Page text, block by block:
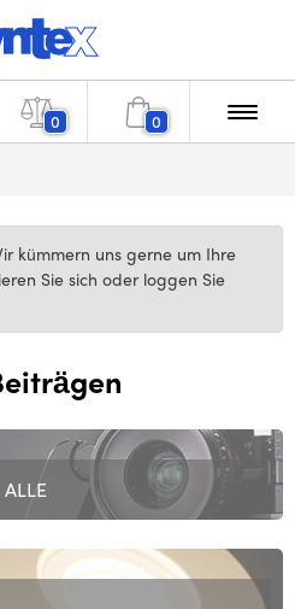
0 0
kümmern uns gerne um Ihre
Sie sich oder loggen Sie
ALLE